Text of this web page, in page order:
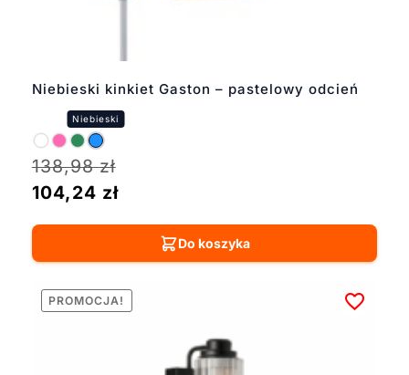
Niebieski kinkiet Gaston – pastelowy odcień
138,98zł
104,24 zł
Do koszyka
PROMOCJA!